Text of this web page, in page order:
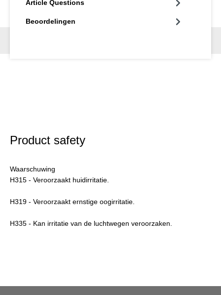
Article Questions
Beoordelingen
Product safety
Waarschuwing
H315 - Veroorzaakt huidirritatie.
H319 - Veroorzaakt ernstige oogirritatie.
H335 - Kan irritatie van de luchtwegen veroorzaken.